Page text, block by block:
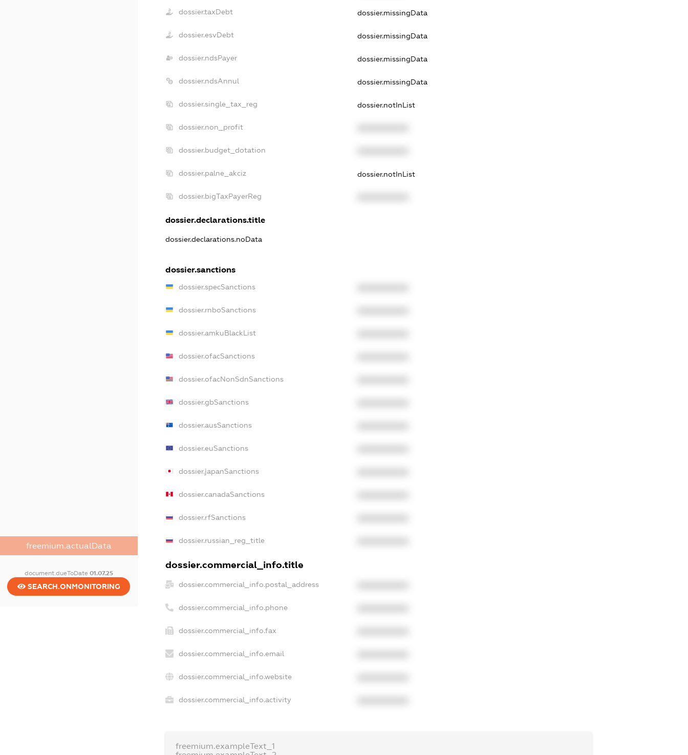
freemium.actualData
document.dueToDate 01.07.25
SEARCH.ONMONITORING
dossier.taxDebt dossier.missingData
dossier.esvDebt dossier.missingData
dossier.ndsPayer dossier.missingData
dossier.ndsAnnul dossier.missingData
dossier.single_tax_reg dossier.notInList
dossier.non_profit
dossier.budget_dotation
dossier.palne_akciz dossier.notInList
dossier.bigTaxPayerReg
dossier.declarations.title
dossier.declarations.noData
dossier.sanctions
dossier.specSanctions
dossier.rnboSanctions
dossier.amkuBlackList
dossier.ofacSanctions
dossier.ofacNonSdnSanctions
dossier.gbSanctions
dossier.ausSanctions
dossier.euSanctions
dossier.japanSanctions
dossier.canadaSanctions
dossier.rfSanctions
dossier.russian_reg_title
dossier.commercial_info.title
dossier.commercial_info.postal_address
dossier.commercial_info.phone
dossier.commercial_info.fax
dossier.commercial_info.email
dossier.commercial_info.website
dossier.commercial_info.activity
freemium.exampleText_1